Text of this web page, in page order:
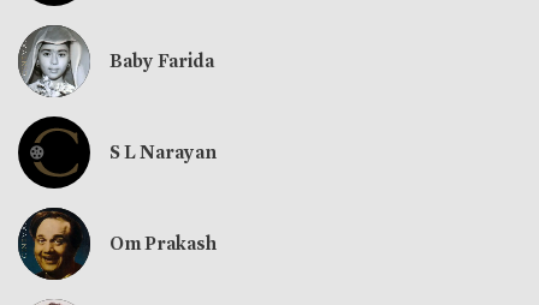
Baby Farida
S L Narayan
Om Prakash